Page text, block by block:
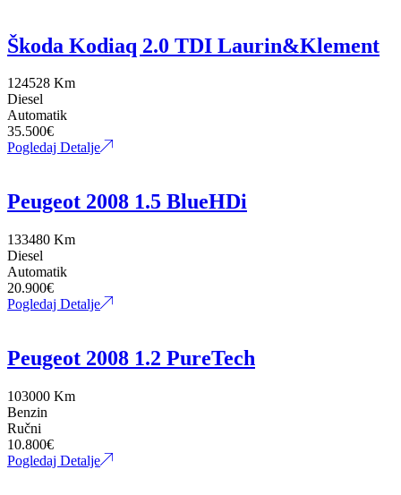
Škoda Kodiaq 2.0 TDI Laurin&Klement
124528 Km
Diesel
Automatik
35.500€
Pogledaj Detalje
Peugeot 2008 1.5 BlueHDi
133480 Km
Diesel
Automatik
20.900€
Pogledaj Detalje
Peugeot 2008 1.2 PureTech
103000 Km
Benzin
Ručni
10.800€
Pogledaj Detalje